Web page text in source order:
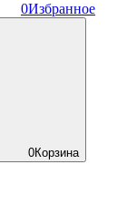
0Избранное
0Корзина